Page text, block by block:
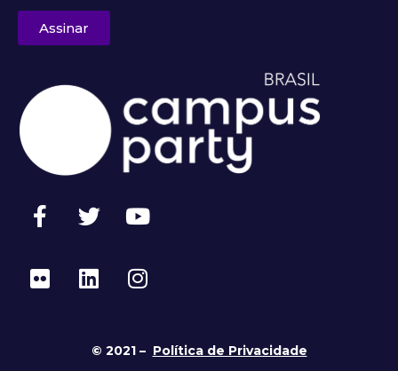
Assinar
© 2021 – Política de Privacidade